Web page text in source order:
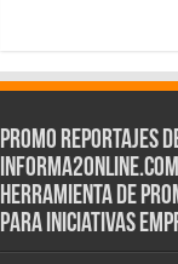
Promo Reportajes
herramienta de
para iniciativas